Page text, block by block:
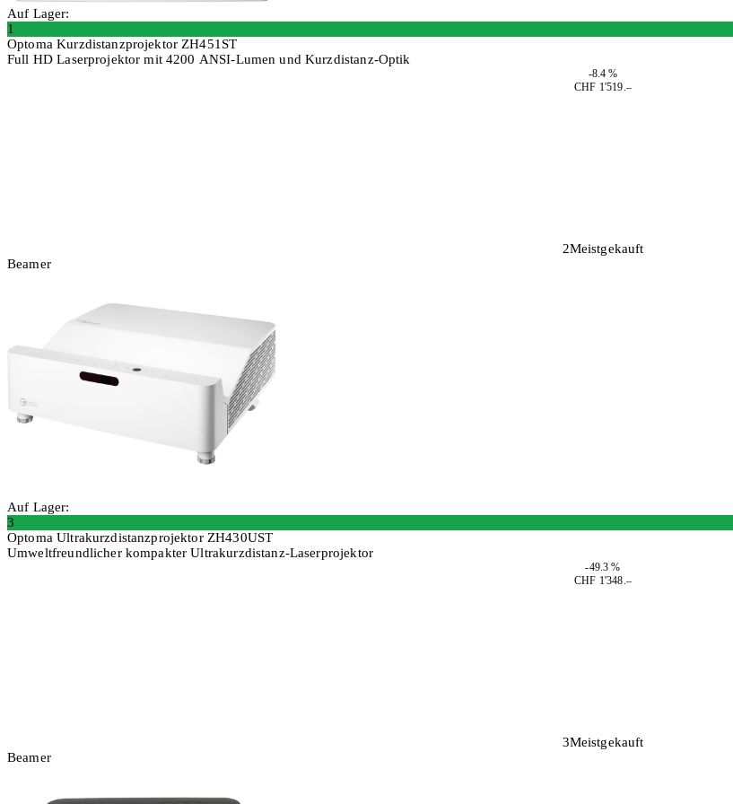
Auf Lager:
1
Optoma Kurzdistanzprojektor ZH451ST
Full HD Laserprojektor mit 4200 ANSI-Lumen und Kurzdistanz-Optik
-8.4 %
CHF 1'519.–
2Meistgekauft
Beamer
Auf Lager:
3
Optoma Ultrakurzdistanzprojektor ZH430UST
Umweltfreundlicher kompakter Ultrakurzdistanz-Laserprojektor
-49.3 %
CHF 1'348.–
3Meistgekauft
Beamer